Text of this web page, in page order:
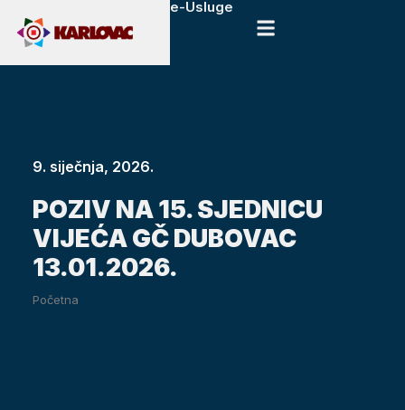
e-Usluge
9. siječnja, 2026.
POZIV NA 15. SJEDNICU
VIJEĆA GČ DUBOVAC
13.01.2026.
Početna